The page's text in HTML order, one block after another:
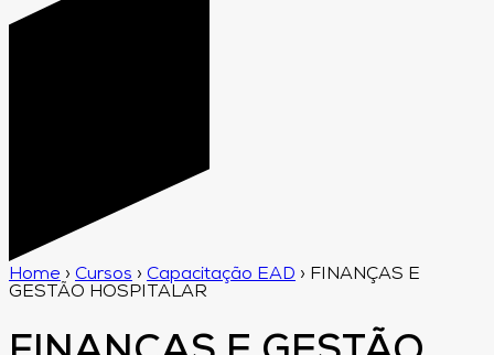
Home › Cursos › Capacitação EAD › FINANÇAS E
GESTÃO HOSPITALAR